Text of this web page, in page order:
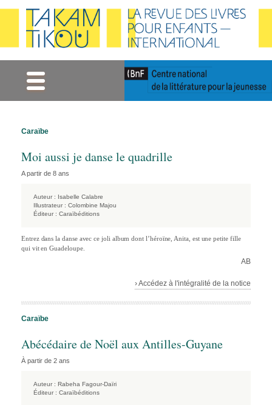
Caraïbe
Moi aussi je danse le quadrille
A partir de 8 ans
Auteur : Isabelle Calabre
Illustrateur : Colombine Majou
Éditeur : Caraïbéditions
Entrez dans la danse avec ce joli album dont l’héroïne, Anita, est une petite fille
qui vit en Guadeloupe.
AB
› Accédez à l'intégralité de la notice
Caraïbe
Abécédaire de Noël aux Antilles-Guyane
À partir de 2 ans
Auteur : Rabeha Fagour-Daïri
Éditeur : Caraïbéditions